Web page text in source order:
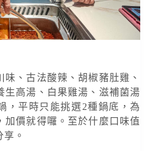
、古法酸辣、胡椒豬肚雞、
生高湯、白果雞湯、滋補菌湯
，平時只能挑選2種鍋底，為
加價就得囉。至於什麼口味值
。